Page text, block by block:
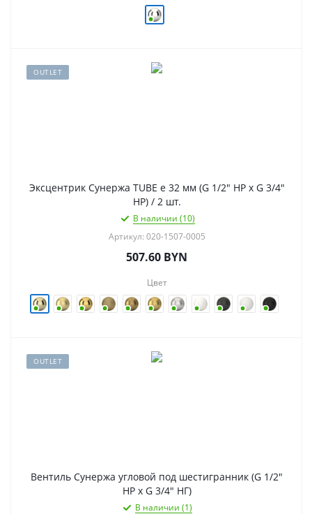
OUTLET
Эксцентрик Сунержа TUBE e 32 мм (G 1/2" НР х G 3/4"
НР) / 2 шт.
В наличии (10)
Артикул: 020-1507-0005
507.60 BYN
Цвет
OUTLET
Вентиль Сунержа угловой под шестигранник (G 1/2"
НР х G 3/4" НГ)
В наличии (1)